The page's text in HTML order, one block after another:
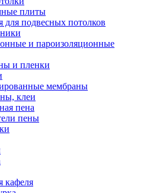
плиты
для подвесных потолков
и пароизоляционные
и пленки
мембраны
клеи
пена
пены
кафеля